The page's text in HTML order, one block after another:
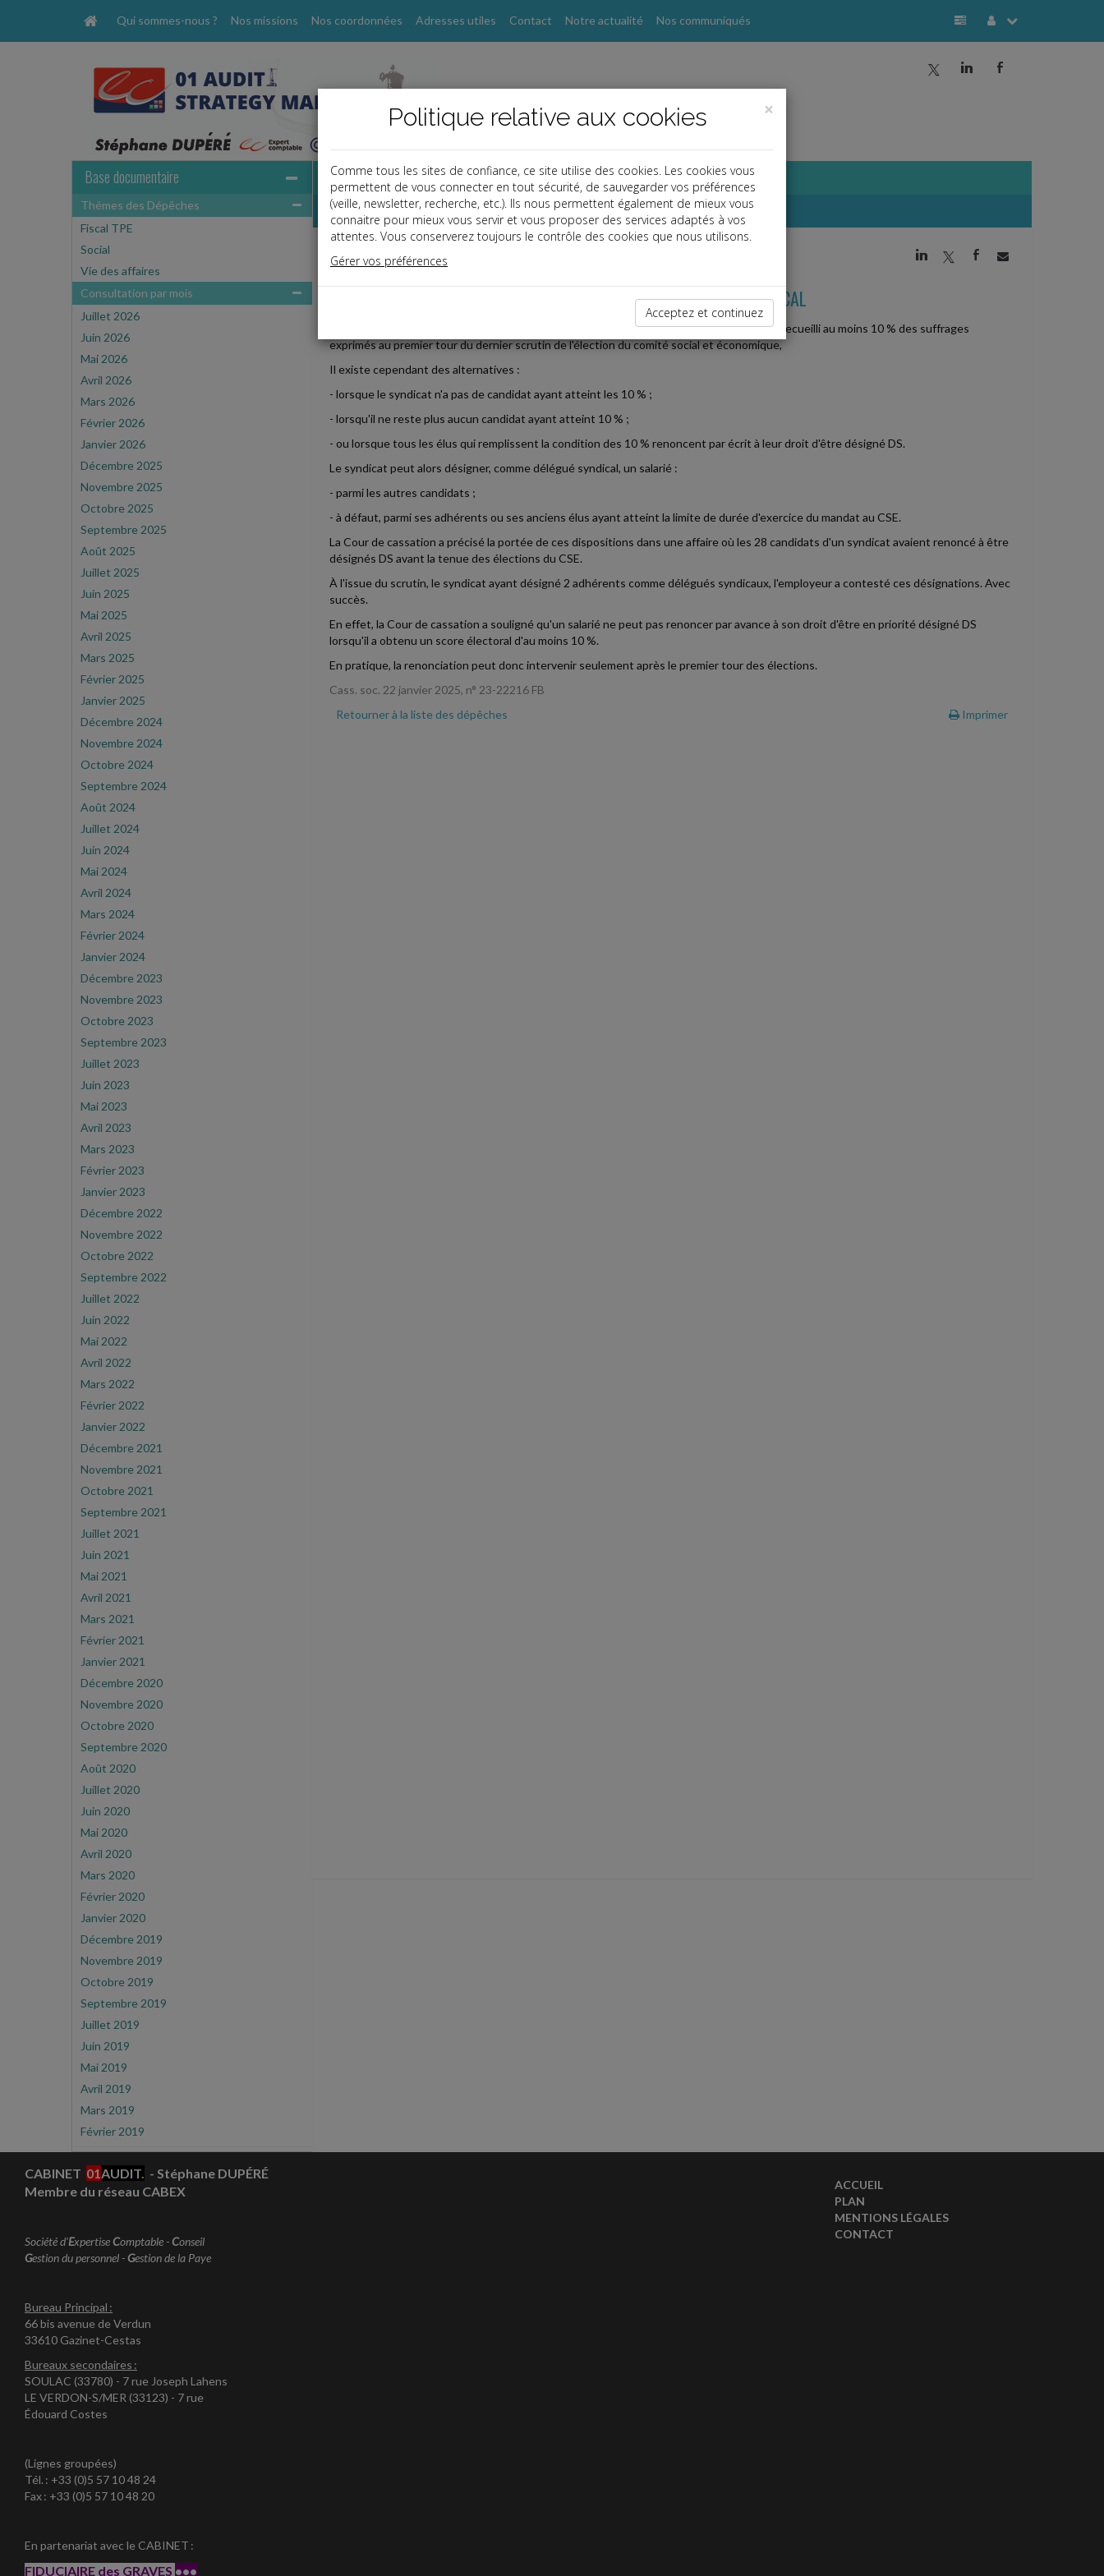
Qui sommes-nous ? Nos missions Nos coordonnées Adresses utiles Contact Notre actualité Nos communiqués
b
j
a
Base documentaire
Thémes des Dépêches
Fiscal TPE
Social
Vie des affaires
Consultation par mois
Juillet 2026
Juin 2026
Mai 2026
Avril 2026
Mars 2026
Février 2026
Janvier 2026
Décembre 2025
Novembre 2025
Octobre 2025
Septembre 2025
Août 2025
Juillet 2025
Juin 2025
Mai 2025
Avril 2025
Mars 2025
Février 2025
Janvier 2025
Décembre 2024
Novembre 2024
Octobre 2024
Septembre 2024
Août 2024
Juillet 2024
Juin 2024
Mai 2024
Avril 2024
Mars 2024
Février 2024
Janvier 2024
Décembre 2023
Novembre 2023
Octobre 2023
Septembre 2023
Juillet 2023
Juin 2023
Mai 2023
Avril 2023
Mars 2023
Février 2023
Janvier 2023
Décembre 2022
Novembre 2022
Octobre 2022
Septembre 2022
Juillet 2022
Juin 2022
Mai 2022
Avril 2022
Mars 2022
Février 2022
Janvier 2022
Décembre 2021
Novembre 2021
Octobre 2021
Septembre 2021
Juillet 2021
Juin 2021
Mai 2021
Avril 2021
Mars 2021
Février 2021
Janvier 2021
Décembre 2020
Novembre 2020
Octobre 2020
Septembre 2020
Août 2020
Juillet 2020
Juin 2020
Mai 2020
Avril 2020
Mars 2020
Février 2020
Janvier 2020
Décembre 2019
Novembre 2019
Octobre 2019
Septembre 2019
Juillet 2019
Juin 2019
Mai 2019
Avril 2019
Mars 2019
Février 2019
Dépêches
j a b
Date: 2025-02-21
PAS DE RENONCIATION ANTICIPÉE À LA FONCTION DE DÉLÉGUÉ SYNDICAL
Un syndicat choisit son ou ses délégués syndicaux en priorité parmi ses candidats ayant recueilli au moins 10 % des suffrages
exprimés au premier tour du dernier scrutin de l'élection du comité social et économique,
Il existe cependant des alternatives :
- lorsque le syndicat n'a pas de candidat ayant atteint les 10 % ;
- lorsqu'il ne reste plus aucun candidat ayant atteint 10 % ;
- ou lorsque tous les élus qui remplissent la condition des 10 % renoncent par écrit à leur droit d'être désigné DS.
Le syndicat peut alors désigner, comme délégué syndical, un salarié :
- parmi les autres candidats ;
- à défaut, parmi ses adhérents ou ses anciens élus ayant atteint la limite de durée d'exercice du mandat au CSE.
La Cour de cassation a précisé la portée de ces dispositions dans une affaire où les 28 candidats d'un syndicat avaient renoncé à être
désignés DS avant la tenue des élections du CSE.
À l'issue du scrutin, le syndicat ayant désigné 2 adhérents comme délégués syndicaux, l'employeur a contesté ces désignations. Avec
succès.
En effet, la Cour de cassation a souligné qu'un salarié ne peut pas renoncer par avance à son droit d'être en priorité désigné DS
lorsqu'il a obtenu un score électoral d'au moins 10 %.
En pratique, la renonciation peut donc intervenir seulement après le premier tour des élections.
Cass. soc. 22 janvier 2025, n° 23-22216 FB
Retourner à la liste des dépêches
Imprimer
CABINET 01AUDIT. - Stéphane DUPÉRÉ
Membre du réseau CABEX
Société d'ExpertiseComptable -Conseil
Gestion du personnel -Gestion de la Paye
Bureau Principal :
66 bis avenue de Verdun
33610 Gazinet-Cestas
Bureaux secondaires :
SOULAC (33780) - 7 rue Joseph Lahens
LE VERDON-S/MER (33123) - 7 rue
Édouard Costes
(Lignes groupées)
Tél. : +33 (0)5 57 10 48 24
Fax : +33 (0)5 57 10 48 20
En partenariat avec le CABINET :
FIDUCIAIRE des GRAVES •••
ACCUEIL
PLAN
MENTIONS LÉGALES
CONTACT
×
Politique relative aux cookies
Comme tous les sites de confiance, ce site utilise des cookies. Les cookies vous
permettent de vous connecter en tout sécurité, de sauvegarder vos préférences
(veille, newsletter, recherche, etc.). Ils nous permettent également de mieux vous
connaitre pour mieux vous servir et vous proposer des services adaptés à vos
attentes. Vous conserverez toujours le contrôle des cookies que nous utilisons.
Gérer vos préférences
Acceptez et continuez